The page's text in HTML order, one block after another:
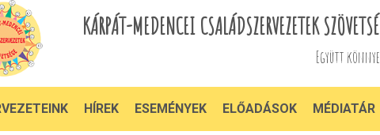
KÁRPÁT-MEDENCEI CSALÁDSZERVEZETEK
Együtt
HÍREK ESEMÉNYEK ELŐADÁSOK MÉDIATÁR